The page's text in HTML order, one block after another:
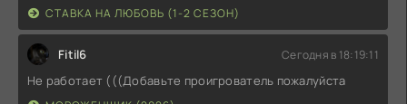
СТАВКА НА ЛЮБОВЬ (1-2 СЕЗОН)
Fitil6 Сегодня в 18:19:11
Не работает (((Добавьте проигрователь пожалуйста